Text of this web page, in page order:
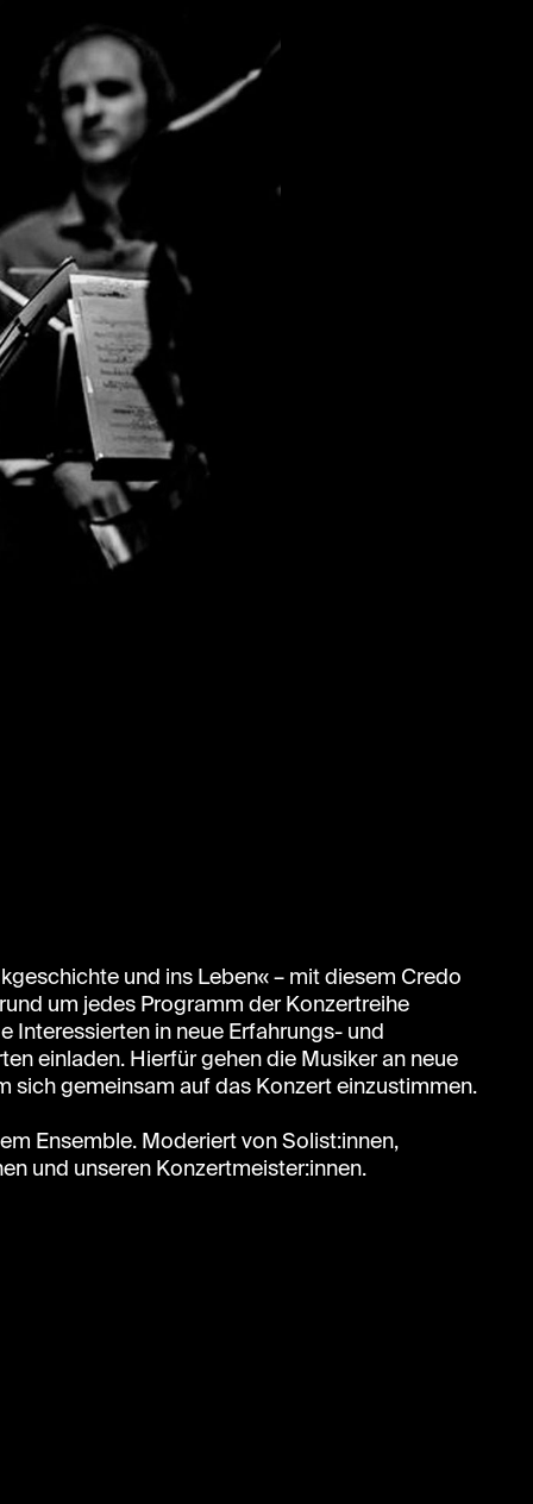
und ins Leben« – mit diesem Credo
um jedes Programm der Konzertreihe
Interessierten in neue Erfahrungs- und
einladen. Hierfür gehen die Musiker an neue
sich gemeinsam auf das Konzert einzustimmen.
Ensemble. Moderiert von Solist:innen,
und unseren Konzertmeister:innen.